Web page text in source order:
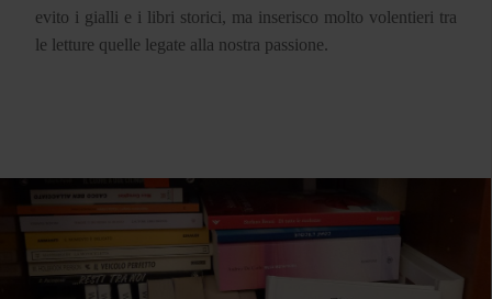
evito i gialli e i libri storici, ma inserisco molto volentieri tra
le letture quelle legate alla nostra passione.